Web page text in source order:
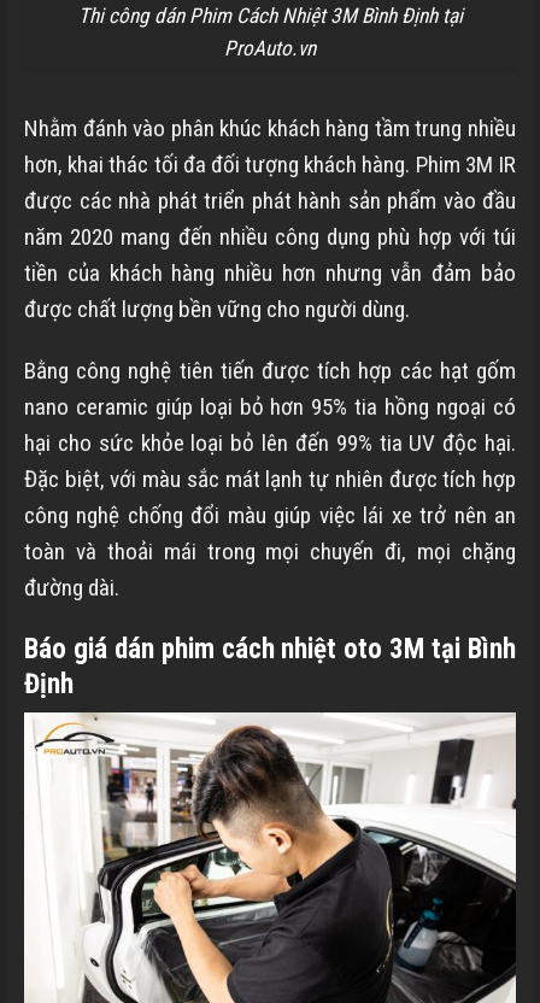
Thi công dán Phim Cách Nhiệt 3M Bình Định tại
ProAuto.vn
Nhằm đánh vào phân khúc khách hàng tầm trung nhiều
hơn, khai thác tối đa đối tượng khách hàng. Phim 3M IR
được các nhà phát triển phát hành sản phẩm vào đầu
năm 2020 mang đến nhiều công dụng phù hợp với túi
tiền của khách hàng nhiều hơn nhưng vẫn đảm bảo
được chất lượng bền vững cho người dùng.
Bằng công nghệ tiên tiến được tích hợp các hạt gốm
nano ceramic giúp loại bỏ hơn 95% tia hồng ngoại có
hại cho sức khỏe loại bỏ lên đến 99% tia UV độc hại.
Đặc biệt, với màu sắc mát lạnh tự nhiên được tích hợp
công nghệ chống đổi màu giúp việc lái xe trở nên an
toàn và thoải mái trong mọi chuyến đi, mọi chặng
đường dài.
Báo giá dán phim cách nhiệt oto 3M tại Bình
Định